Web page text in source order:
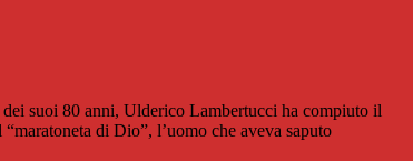
suoi 80 anni, Ulderico Lambertucci ha compiuto il
di Dio”, l’uomo che aveva saputo